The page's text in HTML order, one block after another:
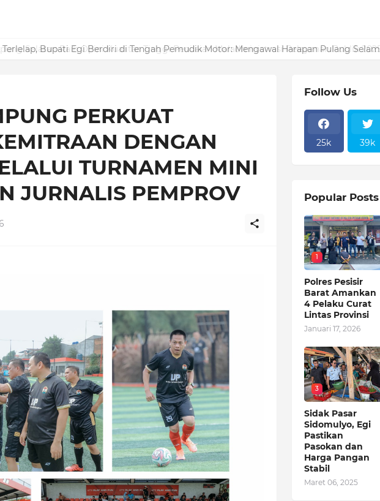
Selatan Raih Opini Kualitas Tinggi Penilaian Maladministrasi Pelayanan Publik 2025
PERKUAT
DENGAN
TURNAMEN MINI
JURNALIS PEMPROV
Follow Us
25k 39k
Popular Posts
1
Polres Pesisir
Barat Amankan
4 Pelaku Curat
Lintas Provinsi
Januari 17, 2026
3
Sidak Pasar
Sidomulyo, Egi
Pastikan
Pasokan dan
Harga Pangan
Stabil
Maret 06, 2025